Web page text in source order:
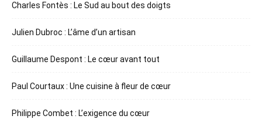
Charles Fontès : Le Sud au bout des doigts
Julien Dubroc : L’âme d’un artisan
Guillaume Despont : Le cœur avant tout
Paul Courtaux : Une cuisine à fleur de cœur
Philippe Combet : L’exigence du cœur